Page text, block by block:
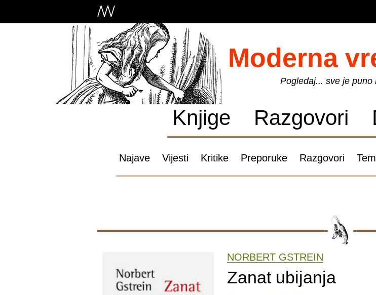
Moderna
Pogledaj... sve je puno
Knjige Razgovori
Najave Vijesti Kritike Preporuke Razgovori
NORBERT GSTREIN
Zanat ubijanja